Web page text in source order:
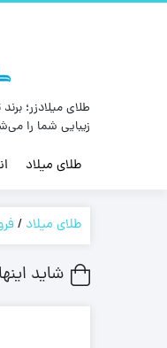
طلای میلادزر؛
زیبایی شما را
طلای میلاد
طلای میلاد /
شاید